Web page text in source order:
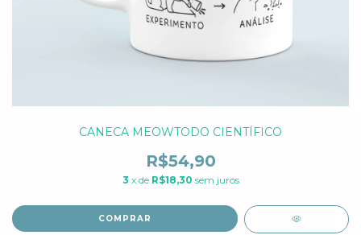
CANECA MEOWTODO CIENTÍFICO
R$54,90
3 x de R$18,30 sem juros
COMPRAR